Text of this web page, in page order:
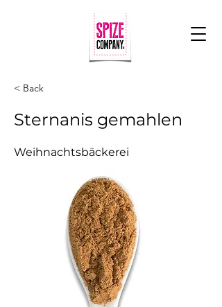
< Back
Sternanis gemahlen
Weihnachtsbäckerei